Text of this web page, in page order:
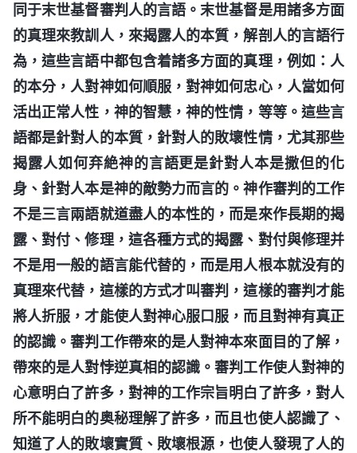
同于末世基督審判人的言語。末世基督是用諸多方面
的真理來教訓人，來揭露人的本質，解剖人的言語行
為，這些言語中都包含着諸多方面的真理，例如：人
的本分，人對神如何順服，對神如何忠心，人當如何
活出正常人性，神的智慧，神的性情，等等。這些言
語都是針對人的本質，針對人的敗壞性情，尤其那些
揭露人如何弃絶神的言語更是針對人本是撒但的化
身、針對人本是神的敵勢力而言的。神作審判的工作
不是三言兩語就道盡人的本性的，而是來作長期的揭
露、對付、修理，這各種方式的揭露、對付與修理并
不是用一般的語言能代替的，而是用人根本就没有的
真理來代替，這樣的方式才叫審判，這樣的審判才能
將人折服，才能使人對神心服口服，而且對神有真正
的認識。審判工作帶來的是人對神本來面目的了解，
帶來的是人對悖逆真相的認識。審判工作使人對神的
心意明白了許多，對神的工作宗旨明白了許多，對人
所不能明白的奥秘理解了許多，而且也使人認識了、
知道了人的敗壞實質、敗壞根源，也使人發現了人的